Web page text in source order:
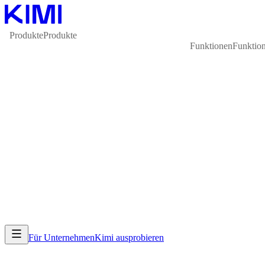
ProdukteProdukte
Funktionen
Für UnternehmenKimi ausprobieren